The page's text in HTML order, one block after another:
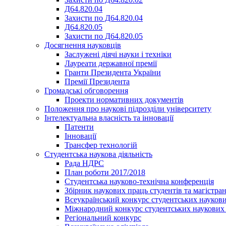
Д64.820.04
Захисти по Д64.820.04
Д64.820.05
Захисти по Д64.820.05
Досягнення науковців
Заслужені діячі науки і техніки
Лауреати державної премії
Гранти Президента України
Премії Президента
Громадськi обговорення
Проекти нормативних документів
Положення про наукові підрозділи університету
Інтелектуальна власність та інновації
Патенти
Інновації
Трансфер технологій
Студентська наукова діяльність
Рада НДРС
План роботи 2017/2018
Студентська науково-технічна конференція
Збірник наукових праць студентів та
Всеукраїнський конкурс студентських
Міжнародний конкурс студентських наукових
Регіональний конкурс